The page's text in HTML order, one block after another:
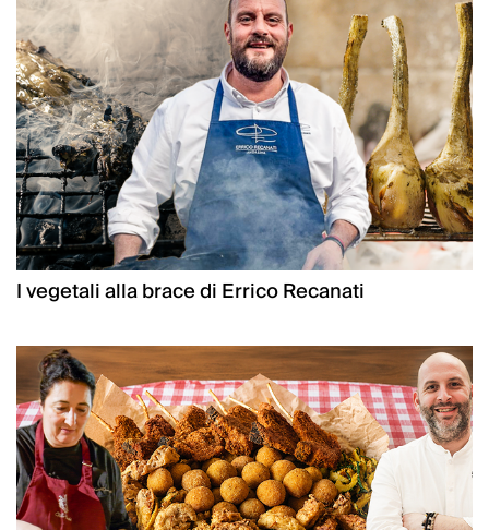
I vegetali alla brace di Errico Recanati